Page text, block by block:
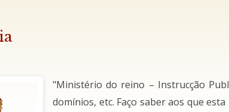
"Ministério do reino – Instrucção
domínios, etc. Faço saber aos que